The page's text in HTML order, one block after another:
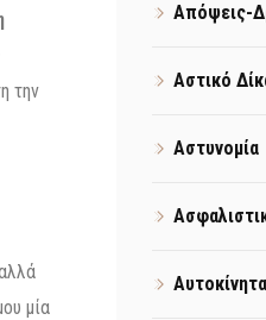
την
μία
Απόψεις-
Αστικό
Αστυνομία
Αυτοκίνητα